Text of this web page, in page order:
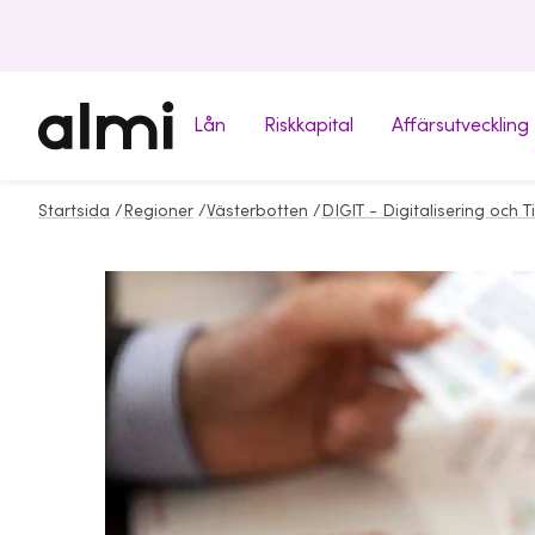
Lån Riskkapital Affärsutveckling
Startsida / Regioner /Västerbotten / DIGIT - Digitalisering och